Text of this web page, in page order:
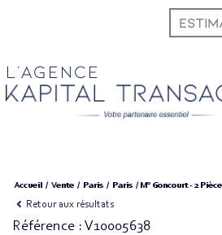
L'agence
Accueil Vente Paris Paris M° Goncourt - 2
Retour aux résultats
Référence : V10005638